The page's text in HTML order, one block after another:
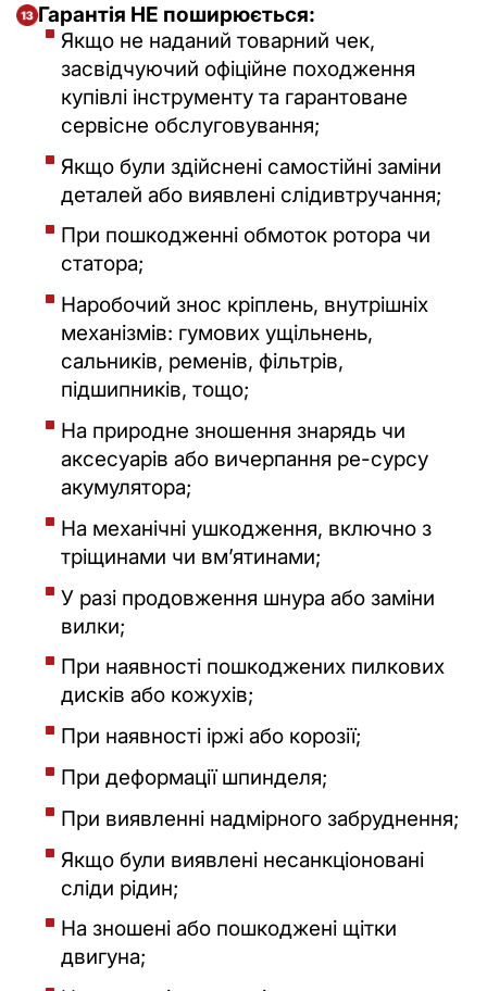
Гарантія НЕ поширюється:
Якщо не наданий товарний чек,
засвідчуючий офіційне походження
купівлі інструменту та гарантоване
сервісне обслуговування;
Якщо були здійснені самостійні заміни
деталей або виявлені слідивтручання;
При пошкодженні обмоток ротора чи
статора;
Наробочий знос кріплень, внутрішніх
механізмів: гумових ущільнень,
сальників, ременів, фільтрів,
підшипників, тощо;
На природне зношення знарядь чи
аксесуарів або вичерпання ре-сурсу
акумулятора;
На механічні ушкодження, включно з
тріщинами чи вмʼятинами;
У разі продовження шнура або заміни
вилки;
При наявності пошкоджених пилкових
дисків або кожухів;
При наявності іржі або корозії;
При деформації шпинделя;
При виявленні надмірного забруднення;
Якщо були виявлені несанкціоновані
сліди рідин;
На зношені або пошкоджені щітки
двигуна;